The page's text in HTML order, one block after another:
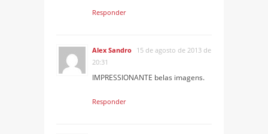
Responder
Alex Sandro 15 de agosto de 2013 de
20:31
IMPRESSIONANTE belas imagens.
Responder